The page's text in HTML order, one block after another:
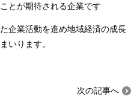
とが期待される企業です
企業活動を進め地域経済の成長
いります。
次の記事へ